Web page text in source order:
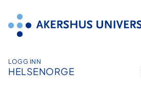
innhold
LOGG INN
HELSENORGE